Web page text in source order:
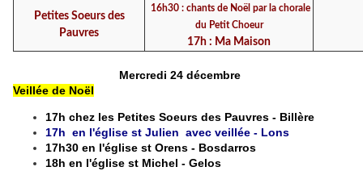
Petites Soeurs des
Pauvres
16h30 : chants de Noël par la chorale
du Petit Choeur
17h : Ma Maison
Mercredi 24 décembre
Veillée de Noël
17h chez les Petites Soeurs des Pauvres - Billère
17h en l'église st Julien avec veillée - Lons
17h30 en l'église st Orens - Bosdarros
18h en l'église st Michel - Gelos